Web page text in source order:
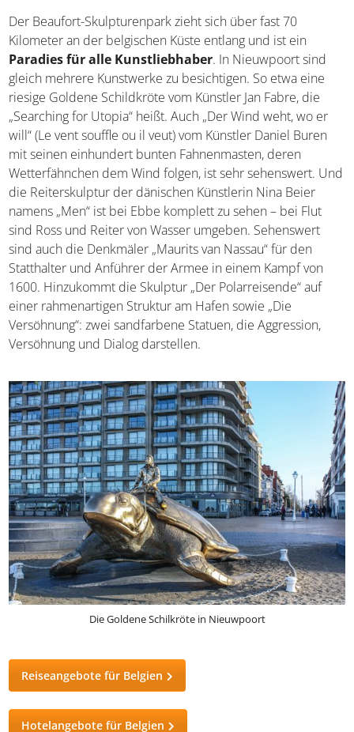
Der Beaufort-Skulpturenpark zieht sich über fast 70
Kilometer an der belgischen Küste entlang und ist ein
Paradies für alle Kunstliebhaber. In Nieuwpoort sind
gleich mehrere Kunstwerke zu besichtigen. So etwa eine
riesige Goldene Schildkröte vom Künstler Jan Fabre, die
„Searching for Utopia“ heißt. Auch „Der Wind weht, wo er
will“ (Le vent souffle ou il veut) vom Künstler Daniel Buren
mit seinen einhundert bunten Fahnenmasten, deren
Wetterfähnchen dem Wind folgen, ist sehr sehenswert.
Und die Reiterskulptur der dänischen Künstlerin Nina
Beier namens „Men“ ist bei Ebbe komplett zu sehen – bei
Flut sind Ross und Reiter von Wasser umgeben.
Sehenswert sind auch die Denkmäler „Maurits van
Nassau“ für den Statthalter und Anführer der Armee in
einem Kampf von 1600. Hinzukommt die Skulptur „Der
Polarreisende“ auf einer rahmenartigen Struktur am
Hafen sowie „Die Versöhnung“: zwei sandfarbene Statuen,
die Aggression, Versöhnung und Dialog darstellen.
Die Goldene Schilkröte in Nieuwpoort
Reiseangebote für Belgien
Hotelangebote für Belgien